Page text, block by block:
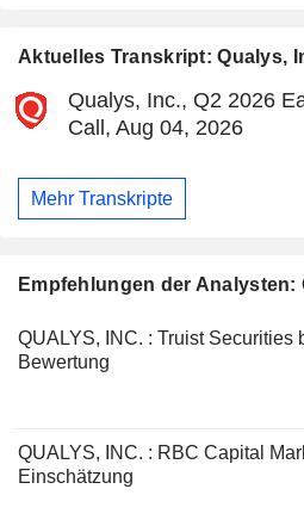
Aktuelles Transkript: Qualys,
Qualys, Inc., Q2 2026
Call, Aug 04, 2026
Mehr Transkripte
Empfehlungen der Analysten:
QUALYS, INC. : Truist Securities
Bewertung
QUALYS, INC. : RBC Capital
Einschätzung